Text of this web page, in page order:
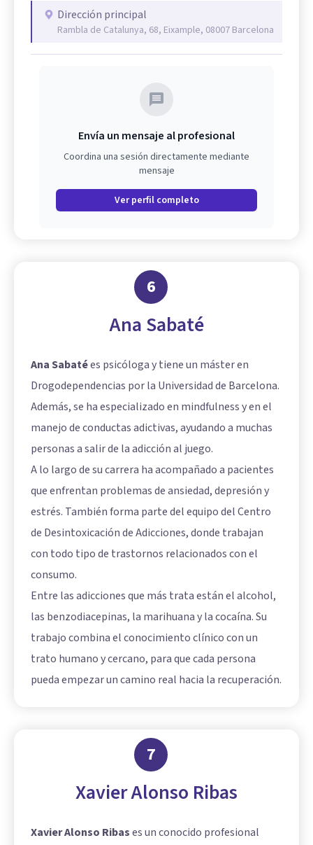
Dirección principal
Rambla de Catalunya, 68, Eixample, 08007 Barcelona
Envía un mensaje al profesional
Coordina una sesión directamente mediante
mensaje
Ver perfil completo
6
Ana Sabaté
Ana Sabatées psicóloga y tiene un máster en
Drogodependencias por la Universidad de Barcelona.
Además, se ha especializado en mindfulness y en el
manejo de conductas adictivas, ayudando a muchas
personas a salir de la adicción al juego.
A lo largo de su carrera ha acompañado a pacientes
que enfrentan problemas de ansiedad, depresión y
estrés. También forma parte del equipo del Centro
de Desintoxicación de Adicciones, donde trabajan
con todo tipo de trastornos relacionados con el
consumo.
Entre las adicciones que más trata están el alcohol,
las benzodiacepinas, la marihuana y la cocaína. Su
trabajo combina el conocimiento clínico con un
trato humano y cercano, para que cada persona
pueda empezar un camino real hacia la recuperación.
7
Xavier Alonso Ribas
Xavier Alonso Ribases un conocido profesional